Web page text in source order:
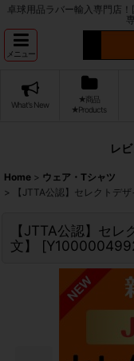
卓球用品ラバー輸入専門店
メニュー
What's New
★商品
★Products
レ
Home > ウェア・Tシャツ
>
【JTTA公認】セレクトデ
【JTTA公認】セ
文】
[